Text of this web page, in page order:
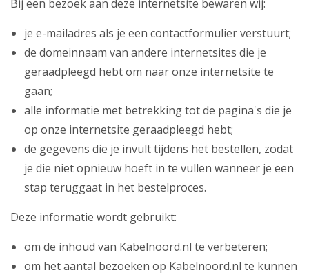
Bij een bezoek aan deze internetsite bewaren wij:
je e-mailadres als je een contactformulier verstuurt;
de domeinnaam van andere internetsites die je
geraadpleegd hebt om naar onze internetsite te
gaan;
alle informatie met betrekking tot de pagina's die je
op onze internetsite geraadpleegd hebt;
de gegevens die je invult tijdens het bestellen, zodat
je die niet opnieuw hoeft in te vullen wanneer je een
stap teruggaat in het bestelproces.
Deze informatie wordt gebruikt:
om de inhoud van Kabelnoord.nl te verbeteren;
om het aantal bezoeken op Kabelnoord.nl te kunnen